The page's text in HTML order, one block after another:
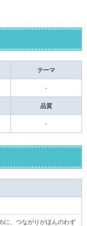
テーマ
-
品質
-
に、つながりがほんのわず